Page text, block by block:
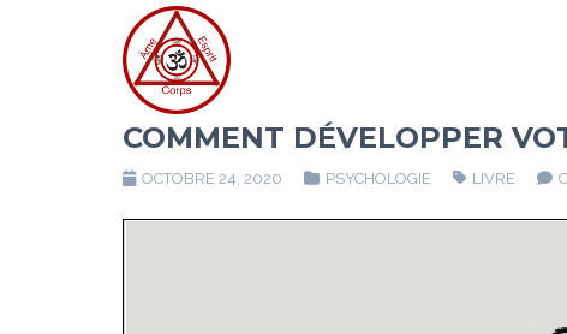
COMMENT DÉVELOPPER
OCTOBRE 24, 2020 PSYCHOLOGIE LIVRE